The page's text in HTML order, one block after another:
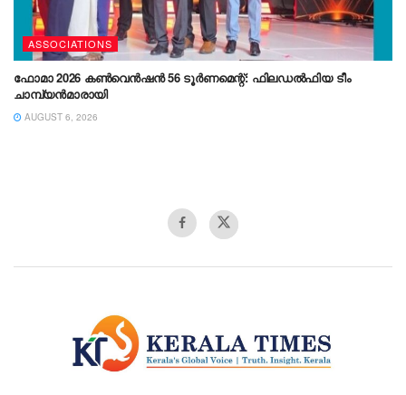
ASSOCIATIONS
ഫോമാ 2026 കൺവെൻഷൻ 56 ടൂർണമെന്റ്: ഫിലഡൽഫിയ ടീം
ചാമ്പ്യൻമാരായി
AUGUST 6, 2026